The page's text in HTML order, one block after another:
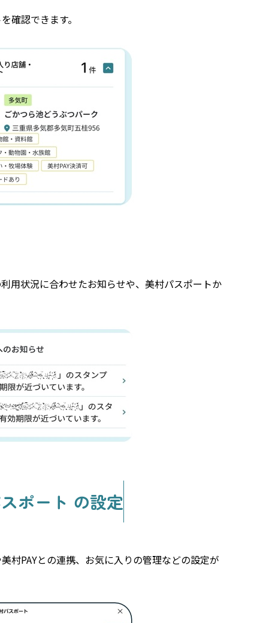
確認できます。
用状況に合わせたお知らせや、美村パスポートか
ポート の設定
村PAYとの連携、お気に入りの管理などの設定が